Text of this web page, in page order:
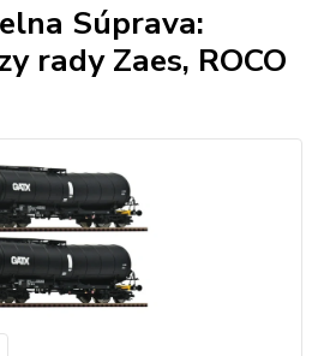
Súprava:
rady Zaes, ROCO